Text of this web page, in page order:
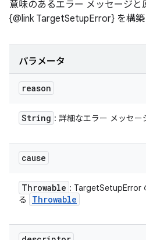
意味のあるエラー メッセージと
{@link TargetSetupError} を構築
パラメータ
reason
String : 詳細なエラー メッセー
cause
Throwable : TargetSetupError
る
Throwable